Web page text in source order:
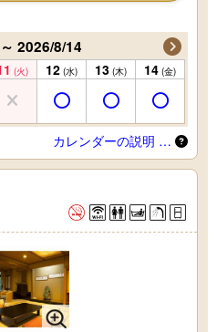
2026/8/14
(火) 12 (水) 13 (木) 14 (金)
カレンダーの説明 …